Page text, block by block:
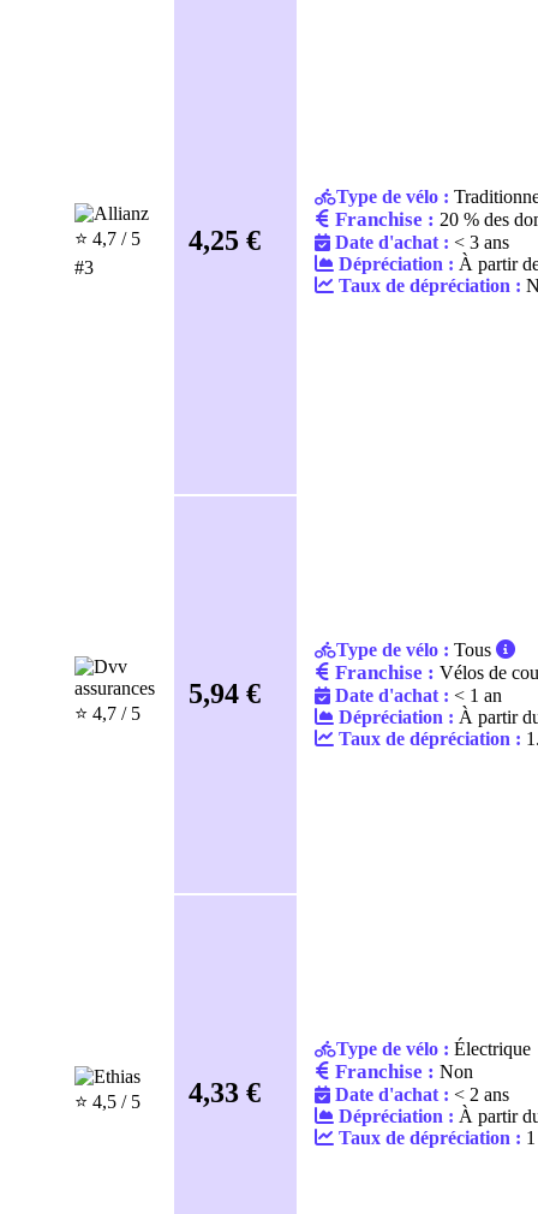
⭐️ 4,7 / 5
#3
4,25 €
Type de vélo :
Franchise : 20 % des
Date d'achat : < 3 ans
Dépréciation : À partir
Taux de dépréciation :
⭐️ 4,7 / 5
5,94 €
Type de vélo : Tous
Franchise : Vélos de
Date d'achat : < 1 an
Dépréciation : À partir
Taux de dépréciation :
⭐️ 4,5 / 5 4,33 €
Type de vélo : Électrique
Franchise : Non
Date d'achat : < 2 ans
Dépréciation : À partir
Taux de dépréciation :